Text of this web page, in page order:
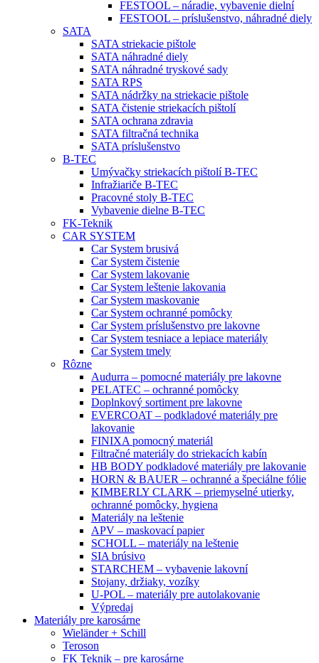
FESTOOL – náradie, vybavenie dielní
FESTOOL – príslušenstvo, náhradné diely
SATA
SATA striekacie pištole
SATA náhradné diely
SATA náhradné tryskové sady
SATA RPS
SATA nádržky na striekacie pištole
SATA čistenie striekacích pištolí
SATA ochrana zdravia
SATA filtračná technika
SATA príslušenstvo
B-TEC
Umývačky striekacích pištolí B-TEC
Infražiariče B-TEC
Pracovné stoly B-TEC
Vybavenie dielne B-TEC
FK-Teknik
CAR SYSTEM
Car System brusivá
Car System čistenie
Car System lakovanie
Car System leštenie lakovania
Car System maskovanie
Car System ochranné pomôcky
Car System príslušenstvo pre lakovne
Car System tesniace a lepiace materiály
Car System tmely
Rôzne
Audurra – pomocné materiály pre lakovne
PELATEC – ochranné pomôcky
Doplnkový sortiment pre lakovne
EVERCOAT – podkladové materiály pre
lakovanie
FINIXA pomocný materiál
Filtračné materiály do striekacích kabín
HB BODY podkladové materiály pre lakovanie
HORN & BAUER – ochranné a špeciálne fólie
KIMBERLY CLARK – priemyselné utierky,
ochranné pomôcky, hygiena
Materiály na leštenie
APV – maskovací papier
SCHOLL – materiály na leštenie
SIA brúsivo
STARCHEM – vybavenie lakovní
Stojany, držiaky, vozíky
U-POL – materiály pre autolakovanie
Výpredaj
Materiály pre karosárne
Wieländer + Schill
Teroson
FK Teknik – pre karosárne